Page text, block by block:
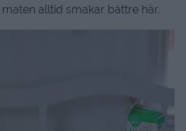
alltid smakar bättre här.